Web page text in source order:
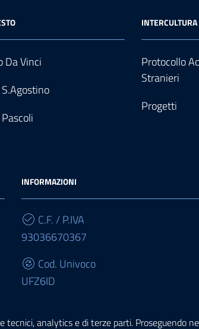
tecnici, analytics e di terze parti. Proseguendo
Da Vinci
INTERCULTURA
Protocollo
Stranieri
Progetti
INFORMAZIONI
C.F. / P.IVA
93036670367
Cod. Univoco
UFZ6ID
IT68E0503467010000000015950